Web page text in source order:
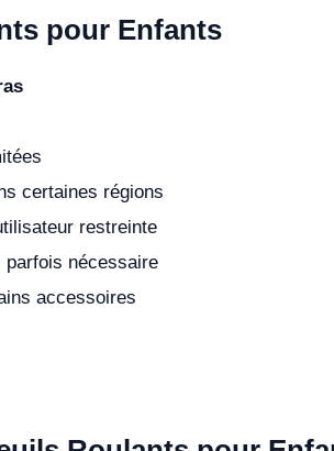
pour Enfants
certaines régions
restreinte
parfois nécessaire
accessoires